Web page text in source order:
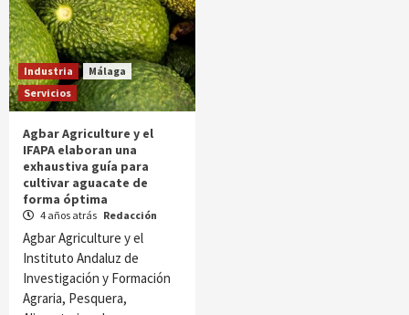
Industria
Málaga
Servicios
Agbar Agriculture y el
IFAPA elaboran una
exhaustiva guía para
cultivar aguacate de
forma óptima
4 años atrás Redacción
Agbar Agriculture y el
Instituto Andaluz de
Investigación y Formación
Agraria, Pesquera,